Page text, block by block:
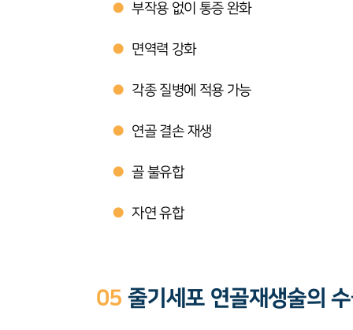
● 부작용 없이 통증 완화
● 면역력 강화
● 각종 질병에 적용 가능
● 연골 결손 재생
● 골 불유합
● 자연 유합
05 줄기세포 연골재생술의